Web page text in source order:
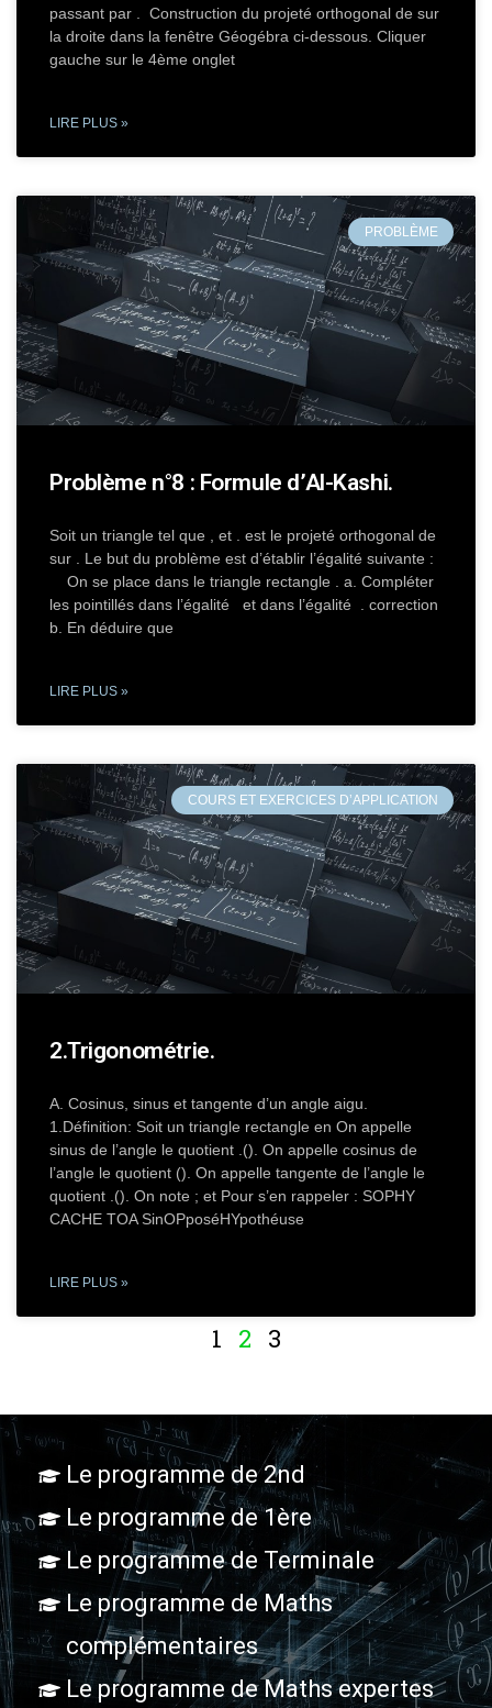
passant par . Construction du projeté orthogonal de sur
la droite dans la fenêtre Géogébra ci-dessous. Cliquer
gauche sur le 4ème onglet
LIRE PLUS »
PROBLÈME
Problème n°8 : Formule d’Al-Kashi.
Soit un triangle tel que , et . est le projeté orthogonal de
sur . Le but du problème est d’établir l’égalité suivante :
On se place dans le triangle rectangle . a. Compléter
les pointillés dans l’égalité et dans l’égalité . correction
b. En déduire que
LIRE PLUS »
COURS ET EXERCICES D’APPLICATION
2.Trigonométrie.
A. Cosinus, sinus et tangente d’un angle aigu.
1.Définition: Soit un triangle rectangle en On appelle
sinus de l’angle le quotient .(). On appelle cosinus de
l’angle le quotient (). On appelle tangente de l’angle le
quotient .(). On note ; et Pour s’en rappeler : SOPHY
CACHE TOA SinOPposéHYpothéuse
LIRE PLUS »
1 2 3
Le programme de 2nd
Le programme de 1ère
Le programme de Terminale
Le programme de Maths
complémentaires
Le programme de Maths expertes